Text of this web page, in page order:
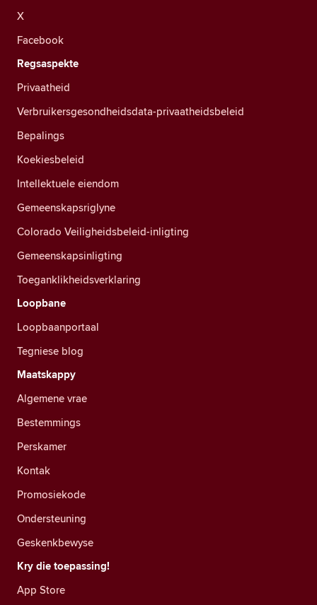
X
Facebook
Regsaspekte
Privaatheid
Verbruikersgesondheidsdata-privaatheidsbeleid
Bepalings
Koekiesbeleid
Intellektuele eiendom
Gemeenskapsriglyne
Colorado Veiligheidsbeleid-inligting
Gemeenskapsinligting
Toeganklikheidsverklaring
Loopbane
Loopbaanportaal
Tegniese blog
Maatskappy
Algemene vrae
Bestemmings
Perskamer
Kontak
Promosiekode
Ondersteuning
Geskenkbewyse
Kry die toepassing!
App Store